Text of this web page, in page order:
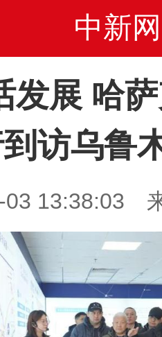
中新网
发展 哈
访乌鲁
03 13:38:03